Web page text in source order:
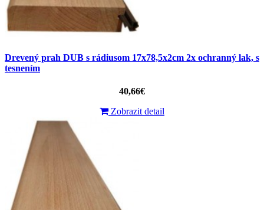
Drevený prah DUB s rádiusom 17x78,5x2cm 2x ochranný lak, s
tesnením
40,66€
Zobrazit detail